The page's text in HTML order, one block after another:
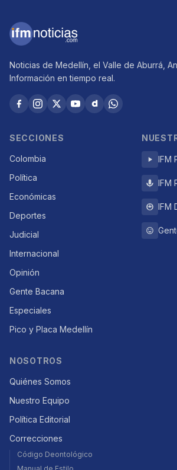
Noticias de Medellín, el Valle de Aburrá,
Información en tiempo real.
SECCIONES
Colombia
Política
Económicas
Deportes
Judicial
Internacional
Opinión
Gente Bacana
Especiales
Pico y Placa Medellín
IFM
IFM
IFM
NOSOTROS
Quiénes Somos
Nuestro Equipo
Política Editorial
Correcciones
Código Deontológico